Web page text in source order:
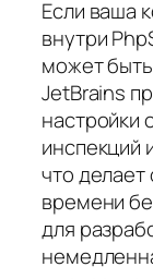
Если ваша
внутри
может
JetBrains
настройки
инспекций
что
времени
для